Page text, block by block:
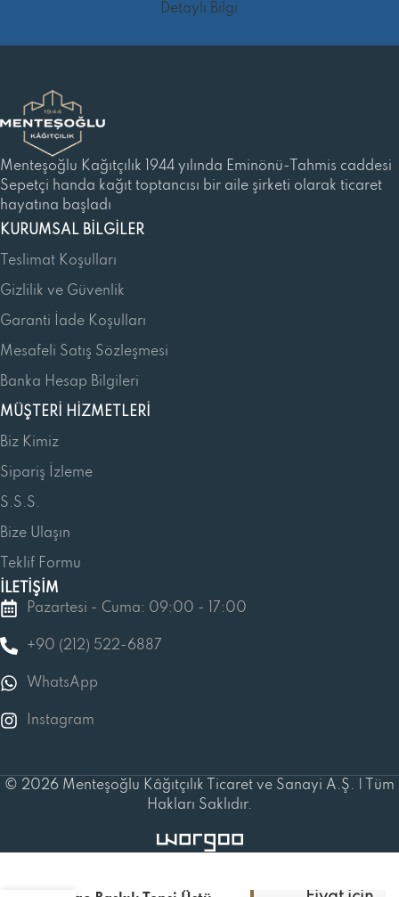
Detaylı Bilgi
Menteşoğlu Kağıtçılık 1944 yılında Eminönü-Tahmis caddesi
Sepetçi handa kağıt toptancısı bir aile şirketi olarak ticaret
hayatına başladı
KURUMSAL BILGILER
Teslimat Koşulları
Gizlilik ve Güvenlik
Garanti İade Koşulları
Mesafeli Satış Sözleşmesi
Banka Hesap Bilgileri
MÜŞTERI HIZMETLERI
Biz Kimiz
Sipariş İzleme
S.S.S.
Bize Ulaşın
Teklif Formu
İLETİŞİM
Pazartesi - Cuma: 09:00 - 17:00
+90 (212) 522-6887
WhatsApp
Instagram
© 2026 Menteşoğlu Kâğıtçılık Ticaret ve Sanayi A.Ş. | Tüm
Hakları Saklıdır.